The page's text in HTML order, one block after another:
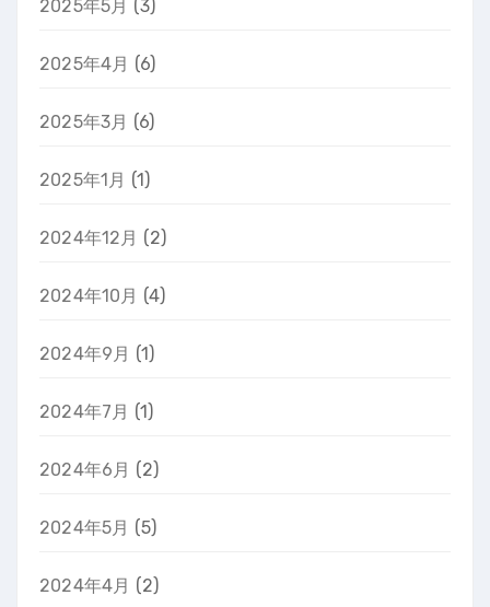
2025年5月 (3)
2025年4月 (6)
2025年3月 (6)
2025年1月 (1)
2024年12月 (2)
2024年10月 (4)
2024年9月 (1)
2024年7月 (1)
2024年6月 (2)
2024年5月 (5)
2024年4月 (2)